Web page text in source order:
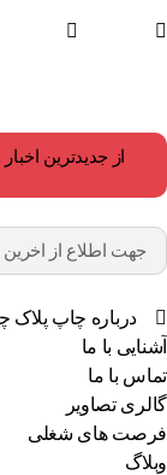
از جدیدترین
درباره چاپ پلاک
با ما
با ما
تصاویر
های شغلی